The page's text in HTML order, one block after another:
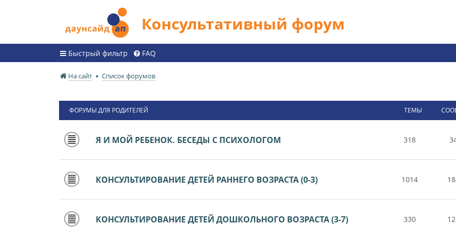
Консультативный форум
Быстрый фильтр FAQ
На сайт Список форумов
ФОРУМЫ ДЛЯ РОДИТЕЛЕЙ ТЕМЫ
Я И МОЙ РЕБЕНОК. БЕСЕДЫ С ПСИХОЛОГОМ 318
КОНСУЛЬТИРОВАНИЕ ДЕТЕЙ РАННЕГО ВОЗРАСТА (0-3) 1014
КОНСУЛЬТИРОВАНИЕ ДЕТЕЙ ДОШКОЛЬНОГО ВОЗРАСТА (3-7) 330